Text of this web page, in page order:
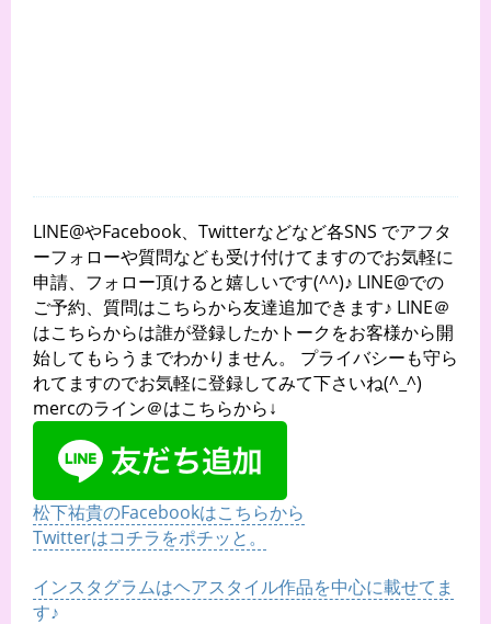
LINE@やFacebook、Twitterなどなど各SNS でアフタ
ーフォローや質問なども受け付けてますのでお気軽に
申請、フォロー頂けると嬉しいです(^^)♪ LINE@での
ご予約、質問はこちらから友達追加できます♪ LINE＠
はこちらからは誰が登録したかトークをお客様から開
始してもらうまでわかりません。 プライバシーも守ら
れてますのでお気軽に登録してみて下さいね(^_^)
mercのライン＠はこちらから↓
松下祐貴のFacebookはこちらから
Twitterはコチラをポチッと。
インスタグラムはヘアスタイル作品を中心に載せてま
す♪